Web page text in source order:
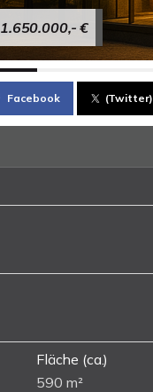
1.650.000,- €
Facebook (Twitter)
Fläche (ca.)
590 m²